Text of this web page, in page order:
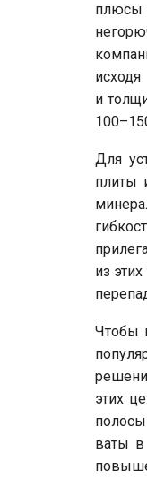
плюсы
и
Для
плиты
из
Чтобы
этих
ваты в